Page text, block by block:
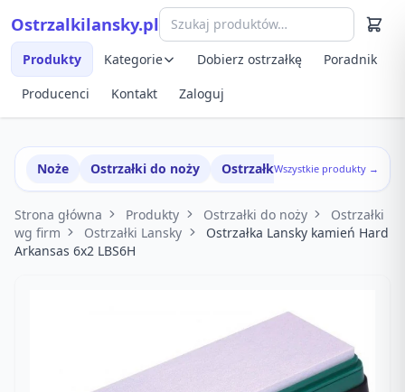
Ostrzalkilansky.pl
Produkty Kategorie Dobierz ostrzałkę
Poradnik
Producenci
Kontakt Zaloguj
Noże Ostrzałki do noży Ostrzałki w zestawach
Wszystkie produkty →
Strona główna Produkty Ostrzałki do noży
Ostrzałki
wg firm
Ostrzałki Lansky
Ostrzałka Lansky kamień Hard
Arkansas 6x2 LBS6H
Szybki podgląd produktu